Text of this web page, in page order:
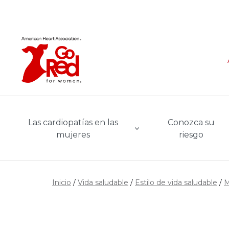
Las cardiopatías en las
mujeres
Conozca su
riesgo
Inicio Vida saludable Estilo de vida saludable